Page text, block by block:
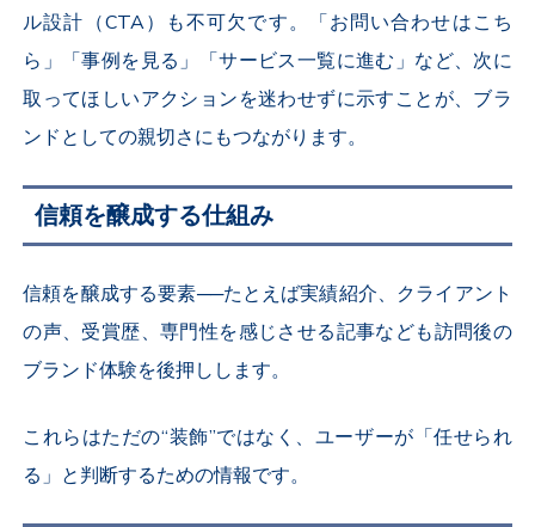
ル設計（CTA）も不可欠です。「お問い合わせはこち
ら」「事例を見る」「サービス一覧に進む」など、次に
取ってほしいアクションを迷わせずに示すことが、ブラ
ンドとしての親切さにもつながります。
信頼を醸成する仕組み
信頼を醸成する要素──たとえば実績紹介、クライアント
の声、受賞歴、専門性を感じさせる記事なども訪問後の
ブランド体験を後押しします。
これらはただの“装飾”ではなく、ユーザーが「任せられ
る」と判断するための情報です。